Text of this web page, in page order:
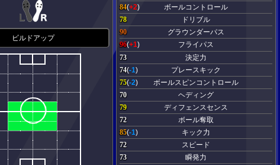
ビルドアップ
84(+2)
ボールコントロール
78
ドリブル
90
グラウンダーパス
96(+1)
フライパス
73
決定力
74(-1)
プレースキック
75(-2)
ボールスピンコントロール
70
ヘディング
79
ディフェンスセンス
72
ボール奪取
85(-1)
キック力
72
スピード
73
瞬発力